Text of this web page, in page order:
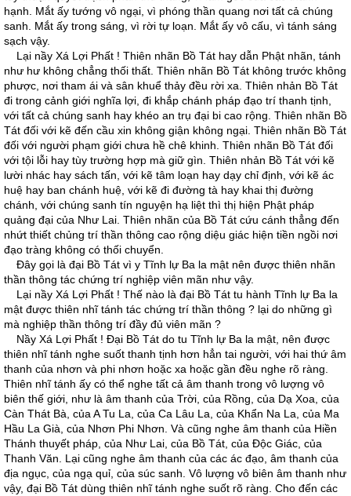
hạnh. Mắt ấy tướng vô ngại, vì phóng thần quang nơi tất cả chúng
sanh. Mắt ấy trong sáng, vì rời tự loạn. Mắt ấy vô cấu, vì tánh sáng
sạch vậy.
Lại nầy Xá Lợi Phất ! Thiên nhãn Bồ Tát hay dẫn Phật nhãn, tánh
như hư không chẳng thối thất. Thiên nhãn Bồ Tát không trước không
phược, nơi tham ái và sân khuể thảy đều rời xa. Thiên nhản Bồ Tát
đi trong cảnh giới nghĩa lợi, đi khắp chánh pháp đạo trí thanh tịnh,
với tất cả chúng sanh hay khéo an trụ đại bi cao rộng. Thiên nhãn Bồ
Tát đối với kẽ đến cầu xin không giận không ngại. Thiên nhãn Bồ Tát
đối với người phạm giới chưa hề chê khinh. Thiên nhãn Bồ Tát đối
với tội lỗi hay tùy trường hợp mà giữ gìn. Thiên nhản Bồ Tát với kẽ
lười nhác hay sách tấn, với kẽ tâm loạn hay dạy chỉ định, với kẽ ác
huệ hay ban chánh huệ, với kẽ đi đường tà hay khai thị đường
chánh, với chúng sanh tín nguyện hạ liệt thì thị hiện Phật pháp
quảng đại của Như Lai. Thiên nhãn của Bồ Tát cứu cánh thẳng đến
nhứt thiết chủng trí thần thông cao rộng diệu giác hiện tiền ngồi nơi
đạo tràng không có thối chuyển.
Ðây gọi là đại Bồ Tát vì y Tĩnh lự Ba la mật nên được thiên nhãn
thần thông tác chứng trí nghiệp viên mãn như vậy.
Lại nầy Xá Lợi Phất ! Thế nào là đại Bồ Tát tu hành Tĩnh lự Ba la
mật được thiên nhĩ tánh tác chứng trí thần thông ? lại do những gì
mà nghiệp thần thông trí đầy đủ viên mãn ?
Nầy Xá Lợi Phất ! Ðại Bồ Tát do tu Tĩnh lự Ba la mật, nên được
thiên nhĩ tánh nghe suốt thanh tịnh hơn hẳn tai người, với hai thứ âm
thanh của nhơn và phi nhơn hoặc xa hoặc gần đều nghe rõ ràng.
Thiên nhĩ tánh ấy có thể nghe tất cả âm thanh trong vô lượng vô
biên thế giới, như là âm thanh của Trời, của Rồng, của Dạ Xoa, của
Càn Thát Bà, của A Tu La, của Ca Lâu La, của Khẩn Na La, của Ma
Hầu La Già, của Nhơn Phi Nhơn. Và cũng nghe âm thanh của Hiền
Thánh thuyết pháp, của Như Lai, của Bồ Tát, của Ðộc Giác, của
Thanh Văn. Lại cũng nghe âm thanh của các ác đạo, âm thanh của
địa ngục, của ngạ quỉ, của súc sanh. Vô lượng vô biên âm thanh như
vậy, đại Bồ Tát dùng thiên nhĩ tánh nghe suốt rõ ràng. Cho đến các